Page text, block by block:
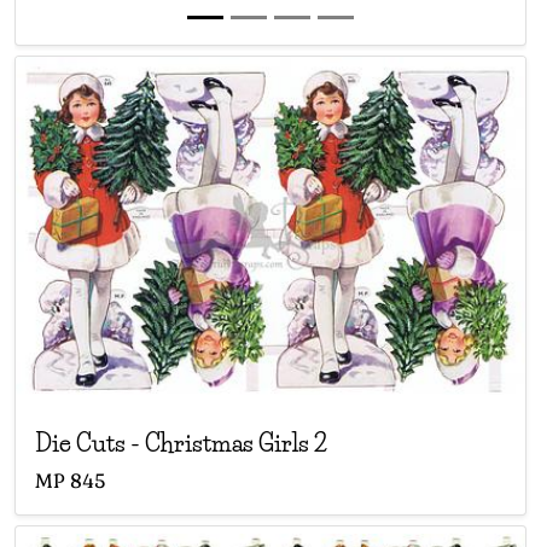
Die Cuts - Christmas Girls 2
MP845